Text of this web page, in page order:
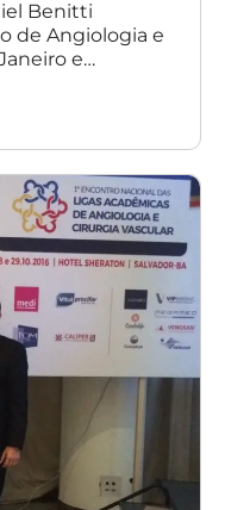
Vascular
de Janeiro
Benitti
de Angiologia e
e